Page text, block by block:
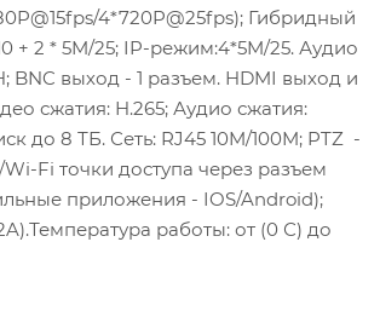
4*720P@25fps); Гибридный
+ 2 * 5M/25; IP-режим:4*5M/25. Аудио
BNC выход - 1 разъем. HDMI выход и
сжатия: H.265; Аудио сжатия:
до 8 ТБ. Сеть: RJ45 10M/100M; PTZ -
Wi-Fi точки доступа через разъем
приложения - IOS/Android);
работы: от (0 С) до